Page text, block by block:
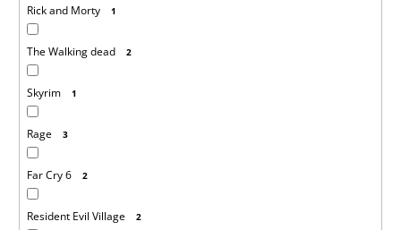
Rick and Morty 1
The Walking dead 2
Skyrim 1
Rage 3
Far Cry 6 2
Resident Evil Village 2